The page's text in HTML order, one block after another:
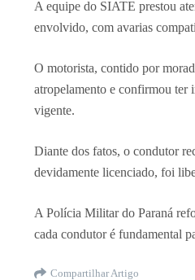
A equipe do SIATE prestou
envolvido, com avarias
O motorista, contido por
atropelamento e confirmou ter
vigente.
Diante dos fatos, o condutor
devidamente licenciado, foi
A Polícia Militar do Paraná
cada condutor é fundamental
Compartilhar Artigo